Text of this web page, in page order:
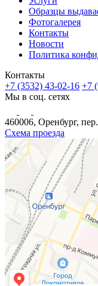
Образцы
Фотогалерея
Контакты
Новости
Политика
Контакты
+7 (3532) 43-02-16 +7
Мы в соц. сетях
460006, Оренбург,
Схема проезда